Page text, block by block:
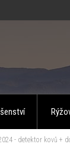
- detektor kovů +